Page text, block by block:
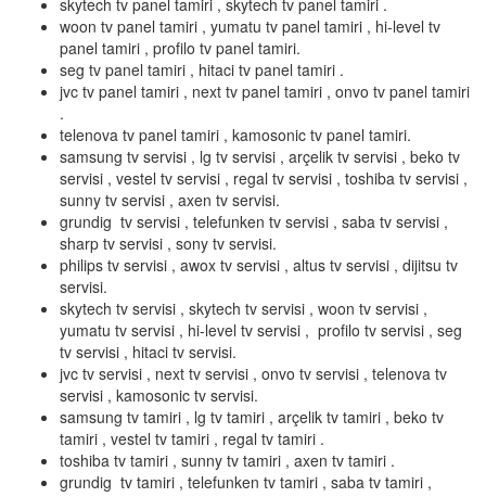
skytech tv panel tamiri , skytech tv panel tamiri .
woon tv panel tamiri , yumatu tv panel tamiri , hi-level tv
panel tamiri , profilo tv panel tamiri.
seg tv panel tamiri , hitaci tv panel tamiri .
jvc tv panel tamiri , next tv panel tamiri , onvo tv panel tamiri
.
telenova tv panel tamiri , kamosonic tv panel tamiri.
samsung tv servisi , lg tv servisi , arçelik tv servisi , beko tv
servisi , vestel tv servisi , regal tv servisi , toshiba tv servisi ,
sunny tv servisi , axen tv servisi.
grundig tv servisi , telefunken tv servisi , saba tv servisi ,
sharp tv servisi , sony tv servisi.
philips tv servisi , awox tv servisi , altus tv servisi , dijitsu tv
servisi.
skytech tv servisi , skytech tv servisi , woon tv servisi ,
yumatu tv servisi , hi-level tv servisi , profilo tv servisi , seg
tv servisi , hitaci tv servisi.
jvc tv servisi , next tv servisi , onvo tv servisi , telenova tv
servisi , kamosonic tv servisi.
samsung tv tamiri , lg tv tamiri , arçelik tv tamiri , beko tv
tamiri , vestel tv tamiri , regal tv tamiri .
toshiba tv tamiri , sunny tv tamiri , axen tv tamiri .
grundig tv tamiri , telefunken tv tamiri , saba tv tamiri ,